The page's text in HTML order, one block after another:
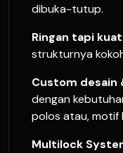
dibuka-tutup.
Ringan tapi
strukturnya
Custom desain
dengan
polos atau, motif
Multilock